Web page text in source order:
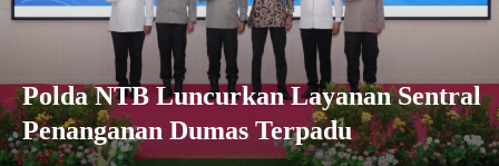
Polda NTB Luncurkan Layanan Sentral
Penanganan Dumas Terpadu